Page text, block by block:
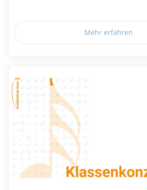
Mehr erfahren